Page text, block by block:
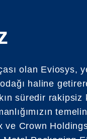
olan Eviosys,
haline
süredir rakipsiz
ve Crown